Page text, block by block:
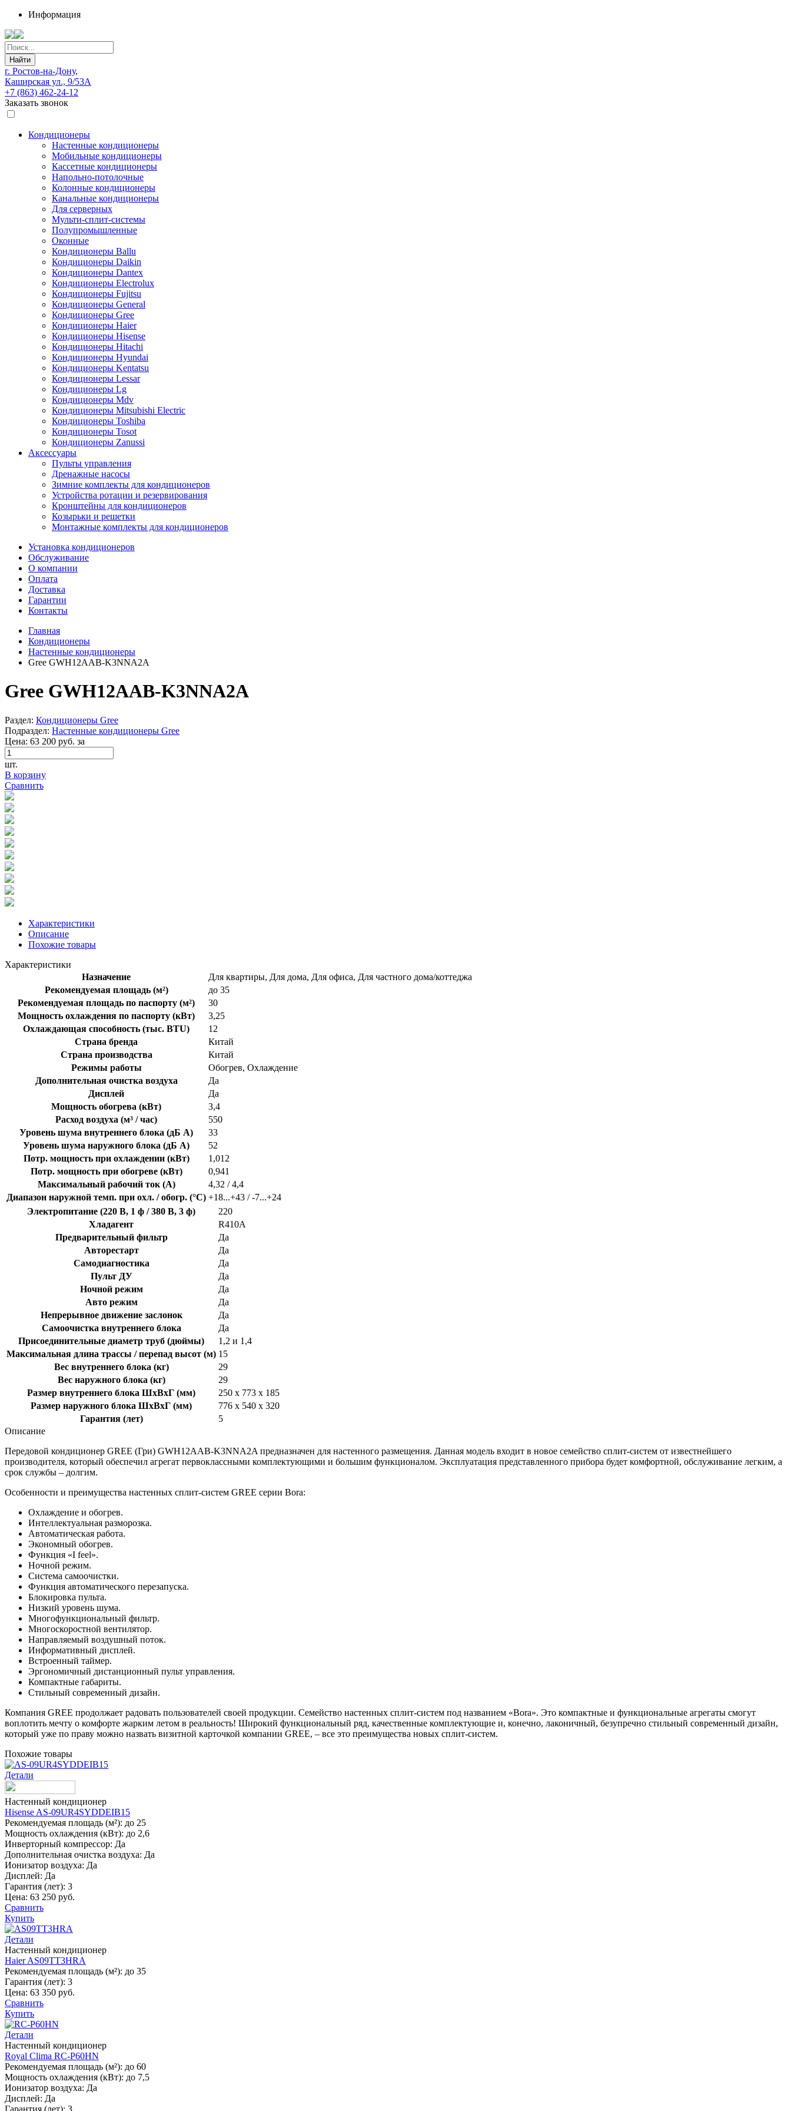
Информация
Найти
г. Ростов-на-Дону,
Каширская ул., 9/53А
+7 (863) 462-24-12
Заказать звонок
Кондиционеры
Настенные кондиционеры
Мобильные кондиционеры
Кассетные кондиционеры
Напольно-потолочные
Колонные кондиционеры
Канальные кондиционеры
Для серверных
Мульти-сплит-системы
Полупромышленные
Оконные
Кондиционеры Ballu
Кондиционеры Daikin
Кондиционеры Dantex
Кондиционеры Electrolux
Кондиционеры Fujitsu
Кондиционеры General
Кондиционеры Gree
Кондиционеры Haier
Кондиционеры Hisense
Кондиционеры Hitachi
Кондиционеры Hyundai
Кондиционеры Kentatsu
Кондиционеры Lessar
Кондиционеры Lg
Кондиционеры Mdv
Кондиционеры Mitsubishi Electric
Кондиционеры Toshiba
Кондиционеры Tosot
Кондиционеры Zanussi
Аксессуары
Пульты управления
Дренажные насосы
Зимние комплекты для кондиционеров
Устройства ротации и резервирования
Кронштейны для кондиционеров
Козырьки и решетки
Монтажные комплекты для кондиционеров
Установка кондиционеров
Обслуживание
О компании
Оплата
Доставка
Гарантии
Контакты
Главная
Кондиционеры
Настенные кондиционеры
Gree GWH12AAB-K3NNA2A
Gree GWH12AAB-K3NNA2A
Раздел: Кондиционеры Gree
Подраздел: Настенные кондиционеры Gree
Цена: 63 200 руб. за
шт.
В корзину
Сравнить
Характеристики
Описание
Похожие товары
Характеристики
Назначение
Для квартиры, Для дома, Для офиса, Для частного дома/коттеджа
Рекомендуемая площадь (м²)
до 35
Рекомендуемая площадь по паспорту (м²)
30
Мощность охлаждения по паспорту (кВт)
3,25
Охлаждающая способность (тыс. BTU)
12
Страна бренда
Китай
Страна производства
Китай
Режимы работы
Обогрев, Охлаждение
Дополнительная очистка воздуха
Да
Дисплей
Да
Мощность обогрева (кВт)
3,4
Расход воздуха (м³ / час)
550
Уровень шума внутреннего блока (дБ А)
33
Уровень шума наружного блока (дБ А)
52
Потр. мощность при охлаждении (кВт)
1,012
Потр. мощность при обогреве (кВт)
0,941
Максимальный рабочий ток (А)
4,32 / 4,4
Диапазон наружной темп. при охл. / обогр. (°C) +18...+43 / -7...+24
Электропитание (220 В, 1 ф / 380 В, 3 ф)
220
Хладагент
R410A
Предварительный фильтр
Да
Авторестарт
Да
Самодиагностика
Да
Пульт ДУ
Да
Ночной режим
Да
Авто режим
Да
Непрерывное движение заслонок
Да
Самоочистка внутреннего блока
Да
Присоединительные диаметр труб (дюймы)
1,2 и 1,4
Максимальная длина трассы / перепад высот (м) 15
Вес внутреннего блока (кг)
29
Вес наружного блока (кг)
29
Размер внутреннего блока ШхВхГ (мм)
250 x 773 x 185
Размер наружного блока ШхВхГ (мм)
776 x 540 x 320
Гарантия (лет)
5
Описание
Передовой кондиционер GREE (Гри) GWH12AAB-K3NNA2A предназначен для настенного размещения. Данная модель входит в новое семейство сплит-систем от известнейшего
производителя, который обеспечил агрегат первоклассными комплектующими и большим функционалом. Эксплуатация представленного прибора будет комфортной, обслуживание легким, а
срок службы – долгим.
Особенности и преимущества настенных сплит-систем GREE серии Bora:
Охлаждение и обогрев.
Интеллектуальная разморозка.
Автоматическая работа.
Экономный обогрев.
Функция «I feel».
Ночной режим.
Система самоочистки.
Функция автоматического перезапуска.
Блокировка пульта.
Низкий уровень шума.
Многофункциональный фильтр.
Многоскоростной вентилятор.
Направляемый воздушный поток.
Информативный дисплей.
Встроенный таймер.
Эргономичный дистанционный пульт управления.
Компактные габариты.
Стильный современный дизайн.
Компания GREE продолжает радовать пользователей своей продукции. Семейство настенных сплит-систем под названием «Bora». Это компактные и функциональные агрегаты смогут
воплотить мечту о комфорте жарким летом в реальность! Широкий функциональный ряд, качественные комплектующие и, конечно, лаконичный, безупречно стильный современный дизайн,
который уже по праву можно назвать визитной карточкой компании GREE, – все это преимущества новых сплит-систем.
Похожие товары
Детали
Настенный кондиционер
Hisense AS-09UR4SYDDEIB15
Рекомендуемая площадь (м²): до 25
Мощность охлаждения (кВт): до 2,6
Инверторный компрессор: Да
Дополнительная очистка воздуха: Да
Ионизатор воздуха: Да
Дисплей: Да
Гарантия (лет): 3
Цена: 63 250 руб.
Сравнить
Купить
Детали
Настенный кондиционер
Haier AS09TT3HRA
Рекомендуемая площадь (м²): до 35
Гарантия (лет): 3
Цена: 63 350 руб.
Сравнить
Купить
Детали
Настенный кондиционер
Royal Clima RC-P60HN
Рекомендуемая площадь (м²): до 60
Мощность охлаждения (кВт): до 7,5
Ионизатор воздуха: Да
Дисплей: Да
Гарантия (лет): 3